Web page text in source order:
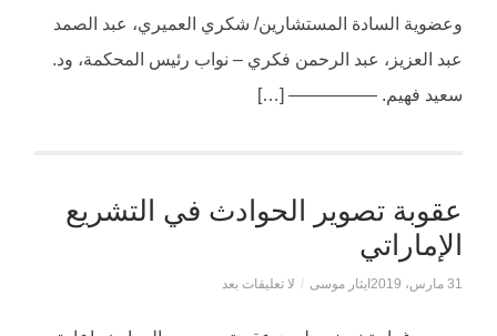
وعضوية السادة المستشارين/ شكري العميري، عبد الصمد
عبد العزيز، عبد الرحمن فكري – نواب رئيس المحكمة، ود.
سعيد فهيم. ————— […]
عقوبة تصوير الحوادث في التشريع
الإماراتي
31 مارس، 2019 ايثار موسى / لا تعليقات بعد